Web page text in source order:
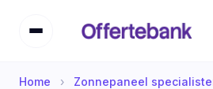
Home › Zonnepaneel